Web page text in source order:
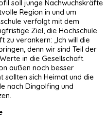
soll junge Nachwuchskräfte
Region in und um
verfolgt mit dem
Ziel, die Hochschule
zu verankern: „Ich will die
denn wir sind Teil der
in die Gesellschaft.
außen noch besser
sollten sich Heimat und die
nach Dingolfing und